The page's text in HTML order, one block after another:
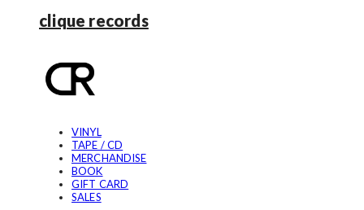
clique records
VINYL
TAPE / CD
MERCHANDISE
BOOK
GIFT CARD
SALES